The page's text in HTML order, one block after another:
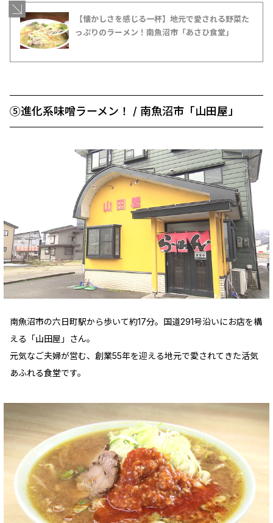
【懐かしさを感じる一杯】地元で愛される野菜た
っぷりのラーメン！南魚沼市「あさひ食堂」
⑤進化系味噌ラーメン！ / 南魚沼市「山田屋」
南魚沼市の六日町駅から歩いて約17分。国道291号沿いにお店を構
える「山田屋」さん。
元気なご夫婦が営む、創業55年を迎える地元で愛されてきた活気
あふれる食堂です。